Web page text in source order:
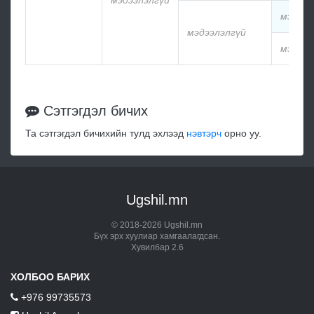
мэдээлэлгүй
Сэтгэгдэл бичих
Та сэтгэгдэл бичихийн тулд эхлээд нэвтэрч орно уу.
Ugshil.mn
© 2018-2026 Ugshil.mn
Бүх эрх хуулиар хамгаалагдсан.
Хувилбар 2.6
ХОЛБОО БАРИХ
+976 99735573